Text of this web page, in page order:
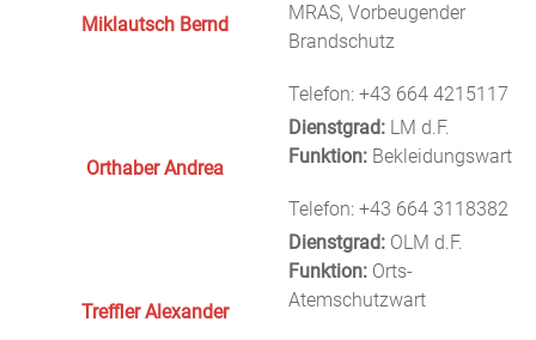
Miklautsch Bernd
MRAS, Vorbeugender
Brandschutz
Telefon: +43 664 4215117
Orthaber Andrea
Dienstgrad: LM d.F.
Funktion: Bekleidungswart
Telefon: +43 664 3118382
Treffler Alexander
Dienstgrad: OLM d.F.
Funktion: Orts-
Atemschutzwart